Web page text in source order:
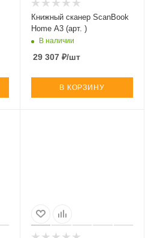
Книжный сканер ScanBook
Home A3 (арт. )
В наличии
29 307₽/шт
В КОРЗИНУ